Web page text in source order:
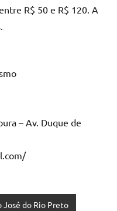
R$ 50 e R$ 120. A
– Av. Duque de
José do Rio Preto